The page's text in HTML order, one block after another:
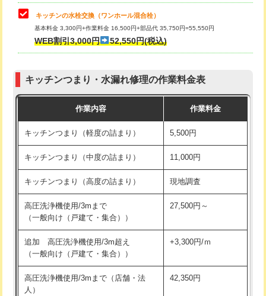
用（追加）/3ｍ超え)
給水管工事※（ライニング鋼管・銅
管・ポリ管・HT管使用/3ｍまで)
44,000円
管・ポリ管・HT管使用/3ｍ超え)
排水管工事（土の掘削・埋め戻し作
11,000円~
排水管工事（排水管工事/3ｍまで） 55,000円
排水管工事（追加 排水管工事/3ｍ超
+11,000円
マス交換（深さ50㎝未満）
マス交換（深さ50㎝以上） 66,000円
コンクリート斫り（厚さ10㎝まで）
お風呂タンク脱着
その他部品の脱着
式・ワンホール）)
交換・取付(排水栓・排水トラップ
22,000円+材料費
持込商品取付（単水栓）
持込商品取付（混合水栓） 16,500円
キッチンの水栓交換（ワンホール混合栓）
基本料金 3,300円+作業料金 16,500円+部品代 35,750円=55,550円
WEB割引3,000円 52,550円(税込)
キッチンつまり・水漏れ修理の作業料金表
作業内容 作業料金
キッチンつまり（軽度の詰まり） 5,500円
キッチンつまり（中度の詰まり） 11,000円
キッチンつまり（高度の詰まり） 現地調査
高圧洗浄機使用/3mまで
（一般向け（戸建て・集合））
27,500円～
追加 高圧洗浄機使用/3m超え
（一般向け（戸建て・集合））
+3,300円/ｍ
高圧洗浄機使用/3mまで（店舗・法
人）
42,350円